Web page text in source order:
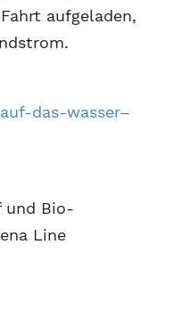
aufgeladen,
das-wasser–
und Bio-
Line